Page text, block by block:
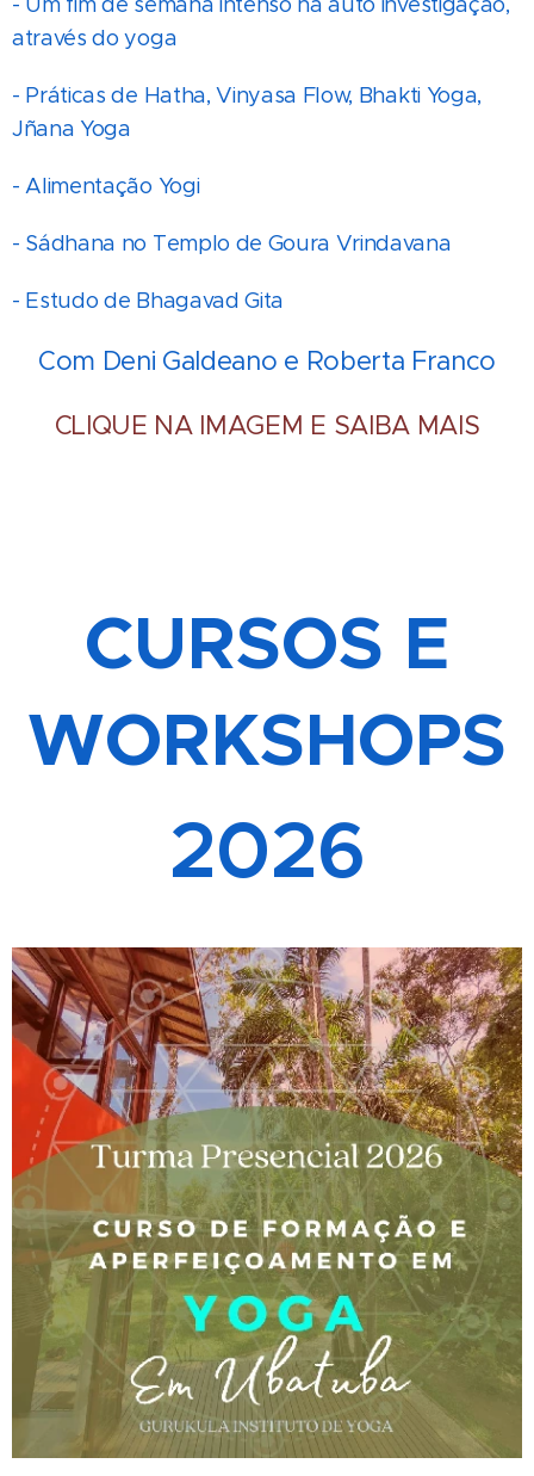
através do yoga
- Práticas de Hatha, Vinyasa Flow, Bhakti Yoga,
Jñana Yoga
- Alimentação Yogi
- Sádhana no Templo de Goura Vrindavana
- Estudo de Bhagavad Gita
Com Deni Galdeano e Roberta Franco
CLIQUE NA IMAGEM E SAIBA MAIS
CURSOS E
WORKSHOPS
2026